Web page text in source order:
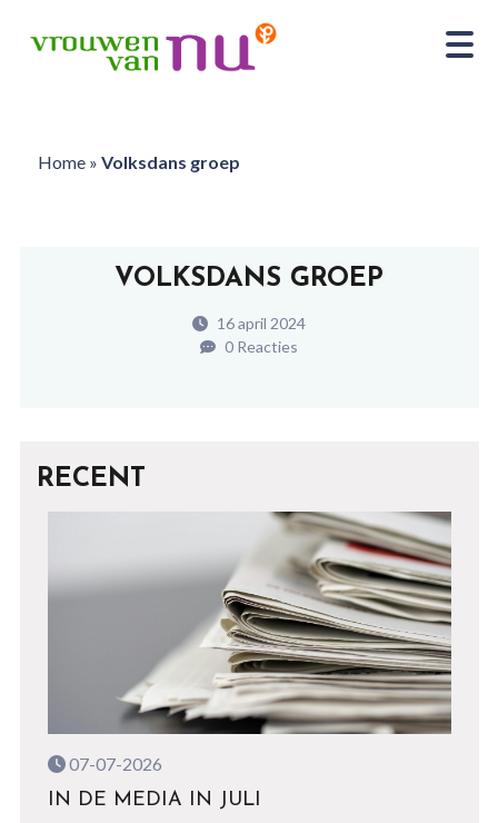
Home» Volksdans groep
VOLKSDANS GROEP
16 april 2024
0 Reacties
RECENT
07-07-2026
IN DE MEDIA IN JULI